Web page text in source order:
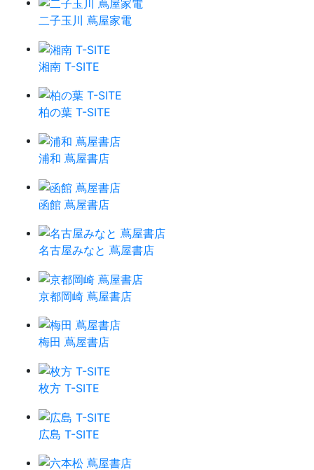
二子玉川 蔦屋家電
湘南 T-SITE
柏の葉 T-SITE
浦和 蔦屋書店
函館 蔦屋書店
名古屋みなと 蔦屋書店
京都岡崎 蔦屋書店
梅田 蔦屋書店
枚方 T-SITE
広島 T-SITE